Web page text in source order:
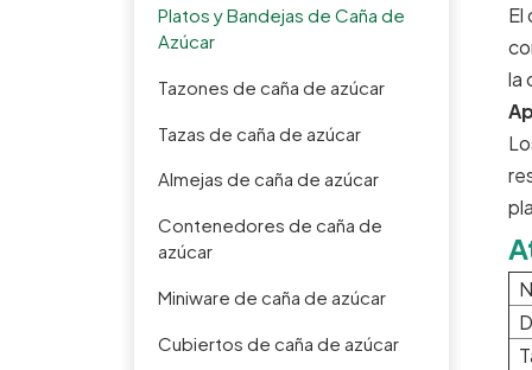
El
la
Platos y Bandejas de Caña de
Azúcar
Tazones de caña de azúcar
Tazas de caña de azúcar
Almejas de caña de azúcar
Contenedores de caña de
azúcar
Miniware de caña de azúcar
Cubiertos de caña de azúcar